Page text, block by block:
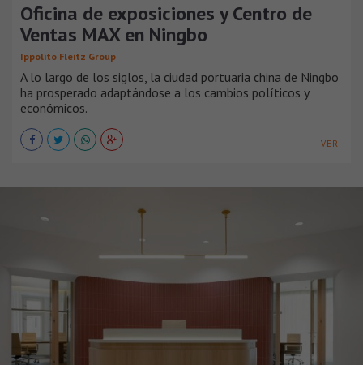
Oficina de exposiciones y Centro de
Ventas MAX en Ningbo
Ippolito Fleitz Group
A lo largo de los siglos, la ciudad portuaria china de Ningbo
ha prosperado adaptándose a los cambios políticos y
económicos.
VER +